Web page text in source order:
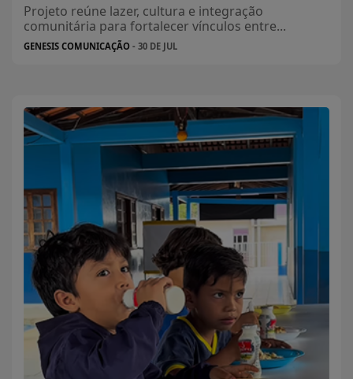
Projeto reúne lazer, cultura e integração
comunitária para fortalecer vínculos entre...
GENESIS COMUNICAÇÃO - 30 DE JUL